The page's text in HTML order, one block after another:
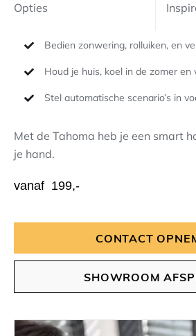
Opties
Bedien zonwering, rolluiken, en
Houd je huis, koel in de zomer
Stel automatische scenario’s in
Met de Tahoma heb je een smart
je hand.
vanaf 199,-
CONTACT
SHOWROOM